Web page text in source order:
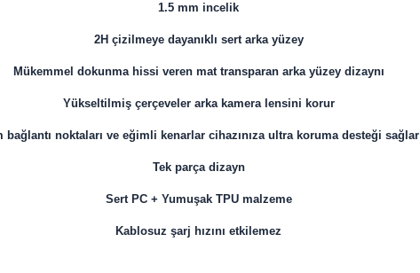
1.5 mm incelik
2H çizilmeye dayanıklı sert arka yüzey
Mükemmel dokunma hissi veren mat transparan arka yüzey dizaynı
Yükseltilmiş çerçeveler arka kamera lensini korur
bağlantı noktaları ve eğimli kenarlar cihazınıza ultra koruma desteği sağlar
Tek parça dizayn
Sert PC + Yumuşak TPU malzeme
Kablosuz şarj hızını etkilemez